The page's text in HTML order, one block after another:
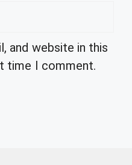
and website in this
time I comment.